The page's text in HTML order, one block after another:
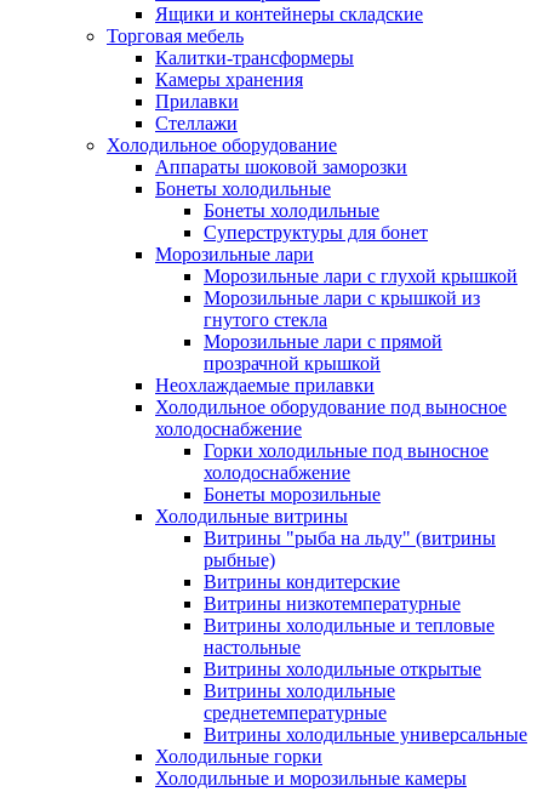
Ящики и контейнеры складские
Торговая мебель
Калитки-трансформеры
Камеры хранения
Прилавки
Стеллажи
Холодильное оборудование
Аппараты шоковой заморозки
Бонеты холодильные
Бонеты холодильные
Суперструктуры для бонет
Морозильные лари
Морозильные лари с глухой крышкой
Морозильные лари с крышкой из
гнутого стекла
Морозильные лари с прямой
прозрачной крышкой
Неохлаждаемые прилавки
Холодильное оборудование под выносное
холодоснабжение
Горки холодильные под выносное
холодоснабжение
Бонеты морозильные
Холодильные витрины
Витрины "рыба на льду" (витрины
рыбные)
Витрины кондитерские
Витрины низкотемпературные
Витрины холодильные и тепловые
настольные
Витрины холодильные открытые
Витрины холодильные
среднетемпературные
Витрины холодильные универсальные
Холодильные горки
Холодильные и морозильные камеры